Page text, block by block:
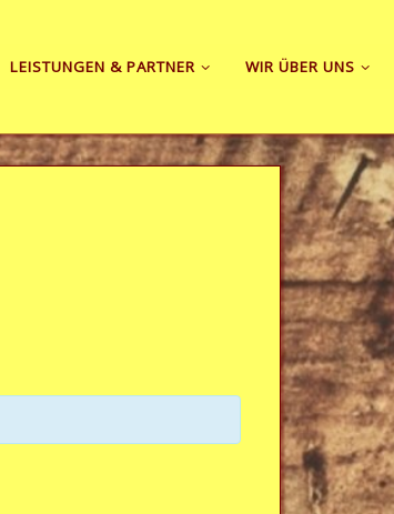
LEISTUNGEN & PARTNER WIR ÜBER UNS